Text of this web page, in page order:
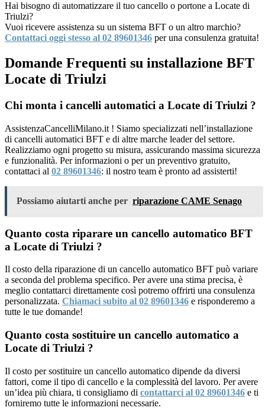
Hai bisogno di automatizzare il tuo cancello o portone a Locate di
Triulzi?
Vuoi ricevere assistenza su un sistema BFT o un altro marchio?
Contattaci oggi stesso al 02 89601346 per una consulenza gratuita!
Domande Frequenti su installazione BFT
Locate di Triulzi
Chi monta i cancelli automatici a Locate di Triulzi ?
AssistenzaCancelliMilano.it ! Siamo specializzati nell’installazione
di cancelli automatici BFT e di altre marche leader del settore.
Realizziamo ogni progetto su misura, assicurando massima sicurezza
e funzionalità. Per informazioni o per un preventivo gratuito,
contattaci al 02 89601346: il nostro team è pronto ad assisterti!
Possiamo aiutarti anche per riparazione CAME Senago
Quanto costa riparare un cancello automatico BFT
a Locate di Triulzi ?
Il costo della riparazione di un cancello automatico BFT può variare
a seconda del problema specifico. Per avere una stima precisa, è
meglio contattarci direttamente così potremo offrirti una consulenza
personalizzata. Chiamaci subito al 02 89601346 e risponderemo a
tutte le tue domande!
Quanto costa sostituire un cancello automatico a
Locate di Triulzi ?
Il costo per sostituire un cancello automatico dipende da diversi
fattori, come il tipo di cancello e la complessità del lavoro. Per avere
un’idea più chiara, ti consigliamo di contattarci al 02 89601346 e ti
forniremo tutte le informazioni necessarie.